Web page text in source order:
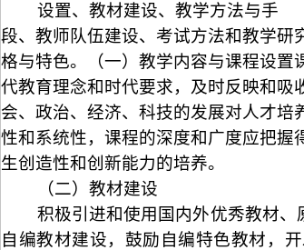
设置、教材建设、教学方法与手
段、教师队伍建设、考试方法和教学研
格与特色。（一）教学内容与课程设置
代教育理念和时代要求，及时反映和吸
会、政治、经济、科技的发展对人才
性和系统性，课程的深度和广度应把握
生创造性和创新能力的培养。
（二）教材建设
积极引进和使用国内外优秀教材
自编教材建设，鼓励自编特色教材，